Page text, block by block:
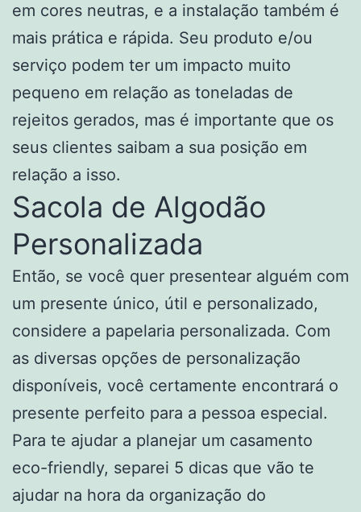
em cores neutras, e a instalação também é
mais prática e rápida. Seu produto e/ou
serviço podem ter um impacto muito
pequeno em relação as toneladas de
rejeitos gerados, mas é importante que os
seus clientes saibam a sua posição em
relação a isso.
Sacola de Algodão
Personalizada
Então, se você quer presentear alguém com
um presente único, útil e personalizado,
considere a papelaria personalizada. Com
as diversas opções de personalização
disponíveis, você certamente encontrará o
presente perfeito para a pessoa especial.
Para te ajudar a planejar um casamento
eco-friendly, separei 5 dicas que vão te
ajudar na hora da organização do